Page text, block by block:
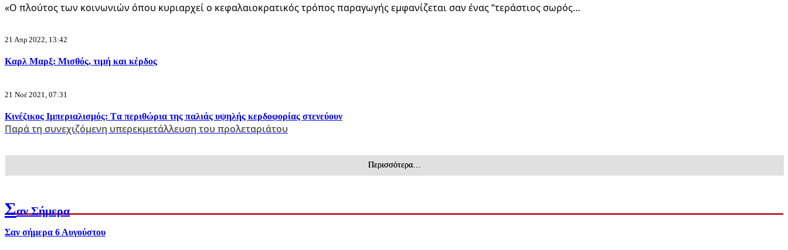
«Ο πλούτος των κοινωνιών όπου κυριαρχεί ο κεφαλαιοκρατικός τρόπος παραγωγής εμφανίζεται σαν ένας “τεράστιος σωρός…
21 Απρ 2022, 13:42
Καρλ Μαρξ: Μισθός, τιμή και κέρδος
21 Νοέ 2021, 07:31
Κινέζικος Ιμπεριαλισμός: Tα περιθώρια της παλιάς υψηλής κερδοφορίας στενεύουν
Παρά τη συνεχιζόμενη υπερεκμετάλλευση του προλεταριάτου
Περισσότερα…
Σαν Σήμερα
Σαν σήμερα 6 Αυγούστου